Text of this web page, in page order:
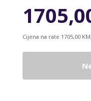
Cijena na rate 1705,00